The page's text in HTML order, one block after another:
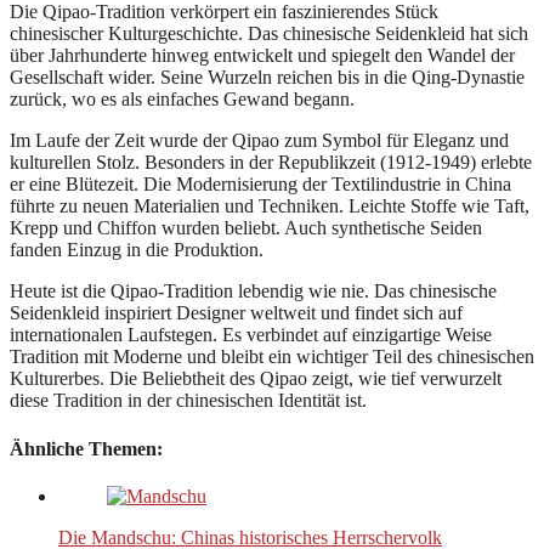
Die Qipao-Tradition verkörpert ein faszinierendes Stück
chinesischer Kulturgeschichte. Das chinesische Seidenkleid hat sich
über Jahrhunderte hinweg entwickelt und spiegelt den Wandel der
Gesellschaft wider. Seine Wurzeln reichen bis in die Qing-Dynastie
zurück, wo es als einfaches Gewand begann.
Im Laufe der Zeit wurde der Qipao zum Symbol für Eleganz und
kulturellen Stolz. Besonders in der Republikzeit (1912-1949) erlebte
er eine Blütezeit. Die Modernisierung der Textilindustrie in China
führte zu neuen Materialien und Techniken. Leichte Stoffe wie Taft,
Krepp und Chiffon wurden beliebt. Auch synthetische Seiden
fanden Einzug in die Produktion.
Heute ist die Qipao-Tradition lebendig wie nie. Das chinesische
Seidenkleid inspiriert Designer weltweit und findet sich auf
internationalen Laufstegen. Es verbindet auf einzigartige Weise
Tradition mit Moderne und bleibt ein wichtiger Teil des chinesischen
Kulturerbes. Die Beliebtheit des Qipao zeigt, wie tief verwurzelt
diese Tradition in der chinesischen Identität ist.
Ähnliche Themen:
Die Mandschu: Chinas historisches Herrschervolk